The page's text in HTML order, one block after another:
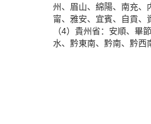
州、眉山、綿陽、南充、
甯、雅安、宜賓、自貢、
（4）貴州省：安順、畢
水、黔東南、黔南、黔西